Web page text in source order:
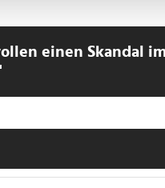
und legen Sie Ihre
fest.
für soziale
und Analysen
einen Skandal im